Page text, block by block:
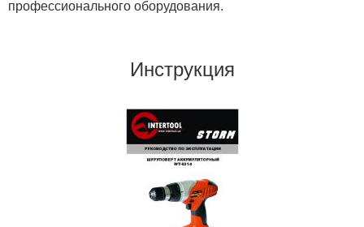
профессионального оборудования.
Инструкция